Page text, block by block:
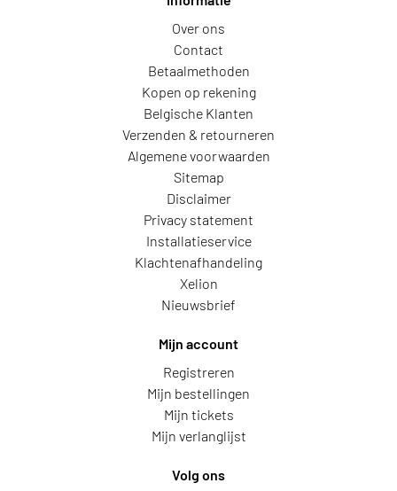
Over ons
Contact
Betaalmethoden
Kopen op rekening
Belgische Klanten
Verzenden & retourneren
Algemene voorwaarden
Sitemap
Disclaimer
Privacy statement
Installatieservice
Klachtenafhandeling
Xelion
Nieuwsbrief
Mijn account
Registreren
Mijn bestellingen
Mijn tickets
Mijn verlanglijst
Volg ons